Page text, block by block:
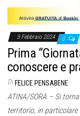
3 Febbraio 2024 0
Prima
conoscere e
Di FELICE PENSABENE
ATINA/SORA – Si
territorio, in